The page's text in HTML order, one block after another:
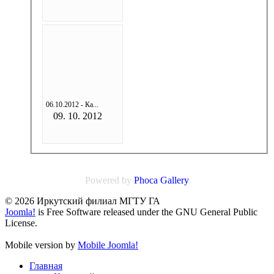
06.10.2012 - Ка...
09. 10. 2012
Powered by Phoca Gallery
© 2026 Иркутский филиал МГТУ ГА
Joomla! is Free Software released under the GNU General Public
License.
Mobile version by Mobile Joomla!
Главная